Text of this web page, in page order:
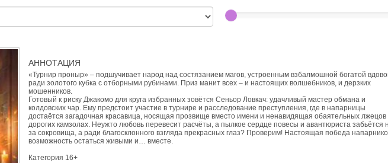
АННОТАЦИЯ
«Турнир проныр» – подшучивает народ над состязанием магов, устроенным взбалмошной богатой
ради золотого кубка с отборными рубинами. Приз манит всех – и настоящих волшебников, и дерзких
мошенников.
Готовый к риску Джакомо для круга избранных зовётся Сеньор Ловкач: удачливый мастер обмана и
колдовских чар. Ему предстоит участие в турнире и расследование преступления, где в напарницы
достаётся загадочная красавица, носящая прозвище вместо имени и ненавидящая обаятельных лжецов
дорогих камзолах. Неужто любовь перевесит расчёты, а пылкое сердце повесы и авантюриста забьётся
за сокровища, а ради благосклонного взгляда прекрасных глаз? Проверим! Настоящая победа
возможность остаться живыми и… вместе.
Категория 16+